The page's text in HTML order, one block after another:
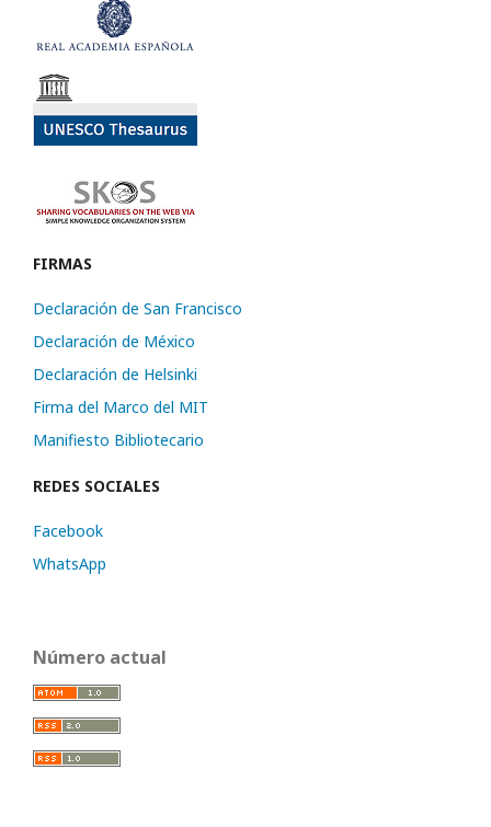
FIRMAS
Declaración de San Francisco
Declaración de México
Declaración de Helsinki
Firma del Marco del MIT
Manifiesto Bibliotecario
REDES SOCIALES
Facebook
WhatsApp
Número actual